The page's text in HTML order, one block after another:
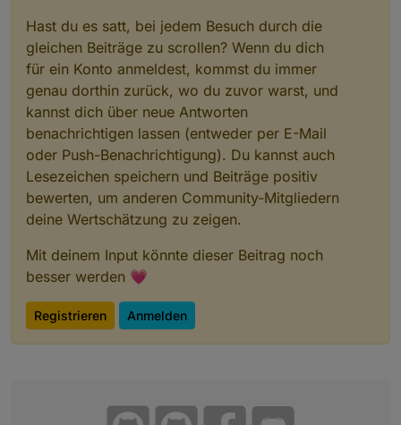
Hast du es satt, bei jedem Besuch durch die
gleichen Beiträge zu scrollen? Wenn du dich
für ein Konto anmeldest, kommst du immer
genau dorthin zurück, wo du zuvor warst, und
kannst dich über neue Antworten
benachrichtigen lassen (entweder per E-Mail
oder Push-Benachrichtigung). Du kannst auch
Lesezeichen speichern und Beiträge positiv
bewerten, um anderen Community-Mitgliedern
deine Wertschätzung zu zeigen.
Mit deinem Input könnte dieser Beitrag noch
besser werden 💗
Registrieren Anmelden